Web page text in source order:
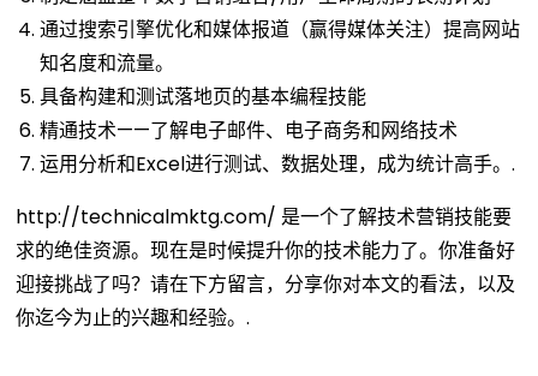
通过搜索引擎优化和媒体报道（赢得媒体关注）提高网站
知名度和流量。
具备构建和测试落地页的基本编程技能
精通技术——了解电子邮件、电子商务和网络技术
运用分析和Excel进行测试、数据处理，成为统计高手。.
http://technicalmktg.com/ 是一个了解技术营销技能要
求的绝佳资源。现在是时候提升你的技术能力了。你准备好
迎接挑战了吗？请在下方留言，分享你对本文的看法，以及
你迄今为止的兴趣和经验。.